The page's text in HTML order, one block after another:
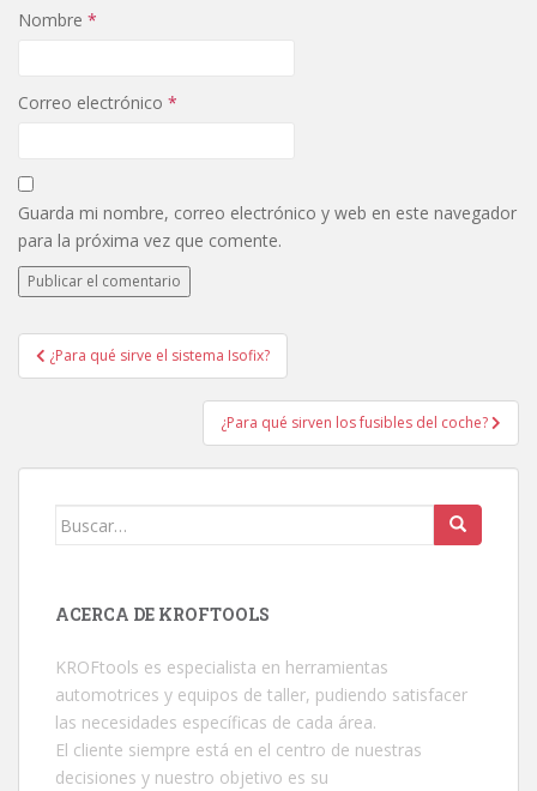
Nombre *
Correo electrónico *
Guarda mi nombre, correo electrónico y web en este navegador
para la próxima vez que comente.
Navegación de entradas
¿Para qué sirve el sistema Isofix?
¿Para qué sirven los fusibles del coche?
Buscar:
ACERCA DE KROFTOOLS
KROFtools es especialista en herramientas
automotrices y equipos de taller, pudiendo satisfacer
las necesidades específicas de cada área.
El cliente siempre está en el centro de nuestras
decisiones y nuestro objetivo es su